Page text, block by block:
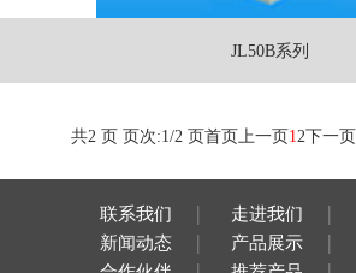
JL50B系列
共2 页 页次:1/2 页首页上一页12下一页
联系我们 | 走进我们 |
新闻动态 | 产品展示 |